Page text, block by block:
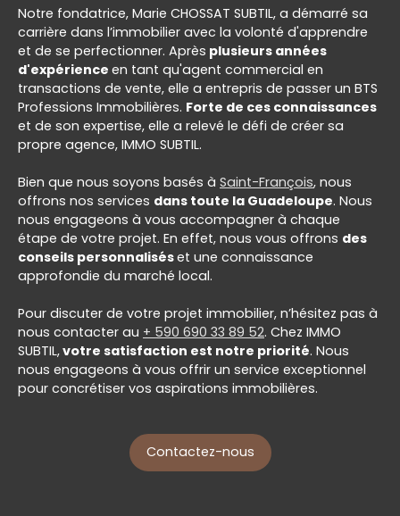
Notre fondatrice, Marie CHOSSAT SUBTIL, a démarré sa
carrière dans l’immobilier avec la volonté d'apprendre
et de se perfectionner. Après plusieurs années
d'expérience en tant qu'agent commercial en
transactions de vente, elle a entrepris de passer un BTS
Professions Immobilières. Forte de ces connaissances
et de son expertise, elle a relevé le défi de créer sa
propre agence, IMMO SUBTIL.
Bien que nous soyons basés à Saint-François, nous
offrons nos services dans toute la Guadeloupe. Nous
nous engageons à vous accompagner à chaque
étape de votre projet. En effet, nous vous offrons des
conseils personnaliséset une connaissance
approfondie du marché local.
Pour discuter de votre projet immobilier, n’hésitez pas à
nous contacter au + 590 690 33 89 52. Chez IMMO
SUBTIL,votre satisfaction est notre priorité. Nous
nous engageons à vous offrir un service exceptionnel
pour concrétiser vos aspirations immobilières.
Contactez-nous